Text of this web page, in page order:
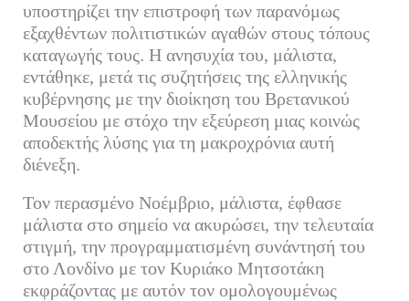
υποστηρίζει την επιστροφή των παρανόμως
εξαχθέντων πολιτιστικών αγαθών στους τόπους
καταγωγής τους. Η ανησυχία του, μάλιστα,
εντάθηκε, μετά τις συζητήσεις της ελληνικής
κυβέρνησης με την διοίκηση του Βρετανικού
Μουσείου με στόχο την εξεύρεση μιας κοινώς
αποδεκτής λύσης για τη μακροχρόνια αυτή
διένεξη.
Τον περασμένο Νοέμβριο, μάλιστα, έφθασε
μάλιστα στο σημείο να ακυρώσει, την τελευταία
στιγμή, την προγραμματισμένη συνάντησή του
στο Λονδίνο με τον Κυριάκο Μητσοτάκη
εκφράζοντας με αυτόν τον ομολογουμένως